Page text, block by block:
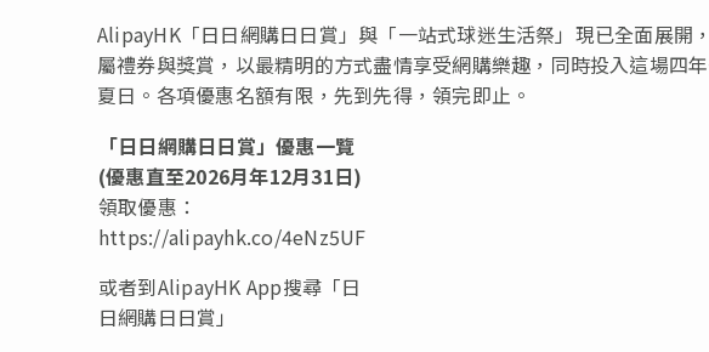
AlipayHK「日日網購日日賞」與「一站式球迷生活祭」現已全面展開
屬禮券與獎賞，以最精明的方式盡情享受網購樂趣，同時投入這場四
夏日。各項優惠名額有限，先到先得，領完即止。
「日日網購日日賞」優惠一覽
(優惠直至2026月年12月31日)
領取優惠：
https://alipayhk.co/4eNz5UF
或者到AlipayHK App搜尋「日
日網購日日賞」